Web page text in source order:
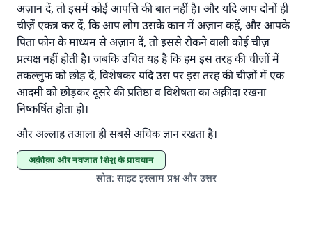
अज़ान दें, तो इसमें कोई आपत्ति की बात नहीं है। और यदि आप दोनों ही
चीज़ें एकत्र कर दें, कि आप लोग उसके कान में अज़ान कहें, और आपके
पिता फोन के माध्यम से अज़ान दें, तो इससे रोकने वाली कोई चीज़
प्रत्यक्ष नहीं होती है। जबकि उचित यह है कि हम इस तरह की चीज़ों में
तकल्लुफ को छोड़ दें, विशेषकर यदि उस पर इस तरह की चीज़ों में एक
आदमी को छोड़कर दूसरे की प्रतिष्ठा व विशेषता का अक़ीदा रखना
निष्कर्षित होता हो।
और अल्लाह तआला ही सबसे अधिक ज्ञान रखता है।
अक़ीक़ा और नवजात शिशु के प्रावधान
स्रोत: साइट इस्लाम प्रश्न और उत्तर
(मुस्लिम : 1893).
योगदान करें